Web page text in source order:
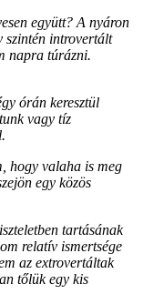
együtt? A nyáron
szintén introvertált
napra túrázni.
órán keresztül
vagy tíz
hogy valaha is meg
egy közös
tartásának
relatív ismertsége
az extrovertáltak
tőlük egy kis